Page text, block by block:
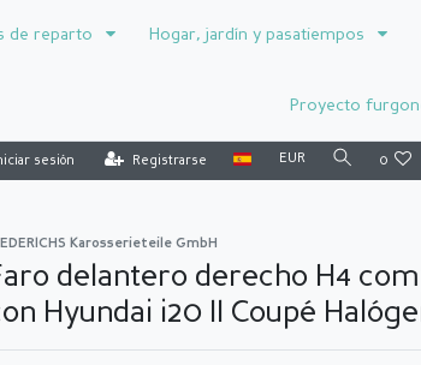
de reparto Hogar, jardín y pasatiempos
Proyecto
sesión Registrarse EUR 0
Karosserieteile GmbH
delantero derecho H4
Hyundai i20 II Coupé